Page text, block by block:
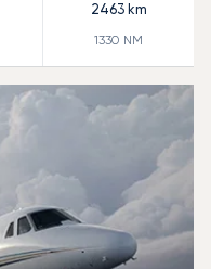
2463km
1330 NM